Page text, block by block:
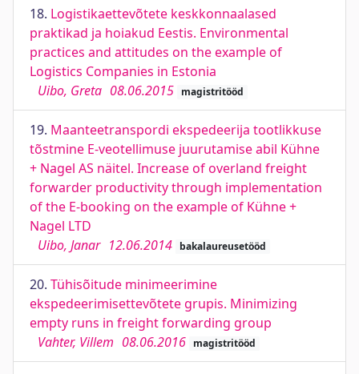
18. Logistikaettevõtete keskkonnaalased
praktikad ja hoiakud Eestis. Environmental
practices and attitudes on the example of
Logistics Companies in Estonia
Uibo, Greta 08.06.2015 magistritööd
19. Maanteetranspordi ekspedeerija tootlikkuse
tõstmine E-veotellimuse juurutamise abil Kühne
+ Nagel AS näitel. Increase of overland freight
forwarder productivity through implementation
of the E-booking on the example of Kühne +
Nagel LTD
Uibo, Janar 12.06.2014 bakalaureusetööd
20. Tühisõitude minimeerimine
ekspedeerimisettevõtete grupis. Minimizing
empty runs in freight forwarding group
Vahter, Villem 08.06.2016 magistritööd